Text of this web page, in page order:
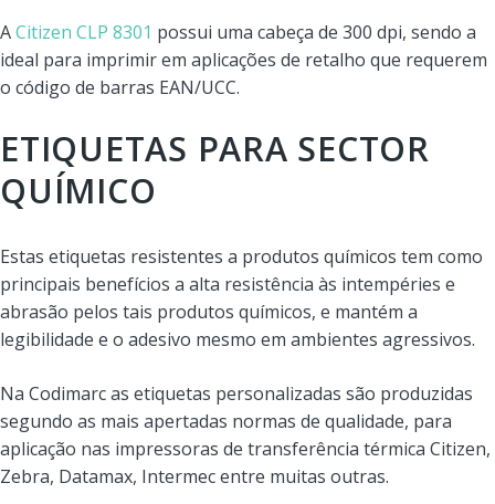
ACitizen CLP 8301 possui uma cabeça de 300 dpi, sendo a
ideal para imprimir em aplicações de retalho que requerem
o código de barras EAN/UCC.
ETIQUETAS PARA SECTOR
QUÍMICO
Estas etiquetas resistentes a produtos químicos tem como
principais benefícios a alta resistência às intempéries e
abrasão pelos tais produtos químicos, e mantém a
legibilidade e o adesivo mesmo em ambientes agressivos.
Na Codimarc as etiquetas personalizadas são produzidas
segundo as mais apertadas normas de qualidade, para
aplicação nas impressoras de transferência térmica Citizen,
Zebra, Datamax, Intermec entre muitas outras.